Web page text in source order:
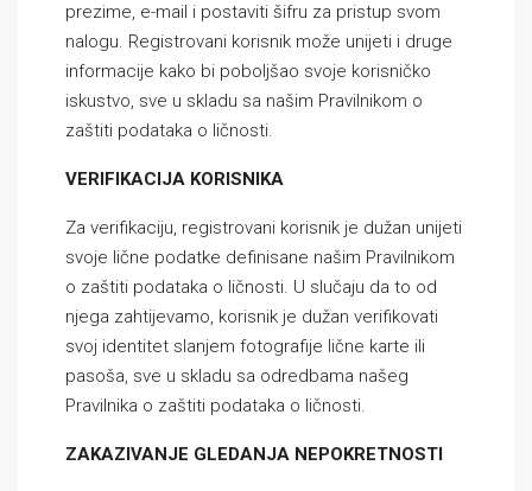
prezime, e-mail i postaviti šifru za pristup svom
nalogu. Registrovani korisnik može unijeti i druge
informacije kako bi poboljšao svoje korisničko
iskustvo, sve u skladu sa našim Pravilnikom o
zaštiti podataka o ličnosti.
VERIFIKACIJA KORISNIKA
Za verifikaciju, registrovani korisnik je dužan unijeti
svoje lične podatke definisane našim Pravilnikom
o zaštiti podataka o ličnosti. U slučaju da to od
njega zahtijevamo, korisnik je dužan verifikovati
svoj identitet slanjem fotografije lične karte ili
pasoša, sve u skladu sa odredbama našeg
Pravilnika o zaštiti podataka o ličnosti.
ZAKAZIVANJE GLEDANJA NEPOKRETNOSTI